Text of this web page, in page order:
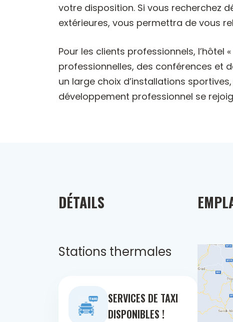
votre disposition. Si vous recherchez
extérieures, vous permettra de vous
Pour les clients professionnels,
professionnelles, des conférences et
un large choix d’installations
développement professionnel se
DÉTAILS
Stations thermales
SERVICES DE TAXI
DISPONIBLES !